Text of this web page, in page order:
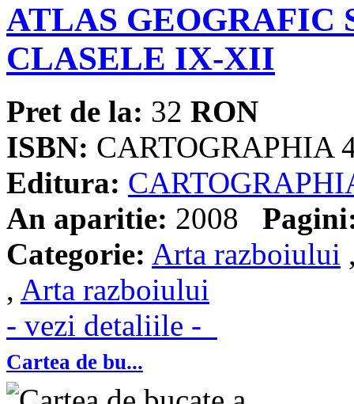
ATLAS GEOGRAFIC
CLASELE IX-XII
Pret de la: 32 RON
ISBN: CARTOGRAPHIA
Editura:
An aparitie: 2008
Categorie: Arta razboiului
, Arta razboiului
- vezi detaliile -
Cartea de bu...